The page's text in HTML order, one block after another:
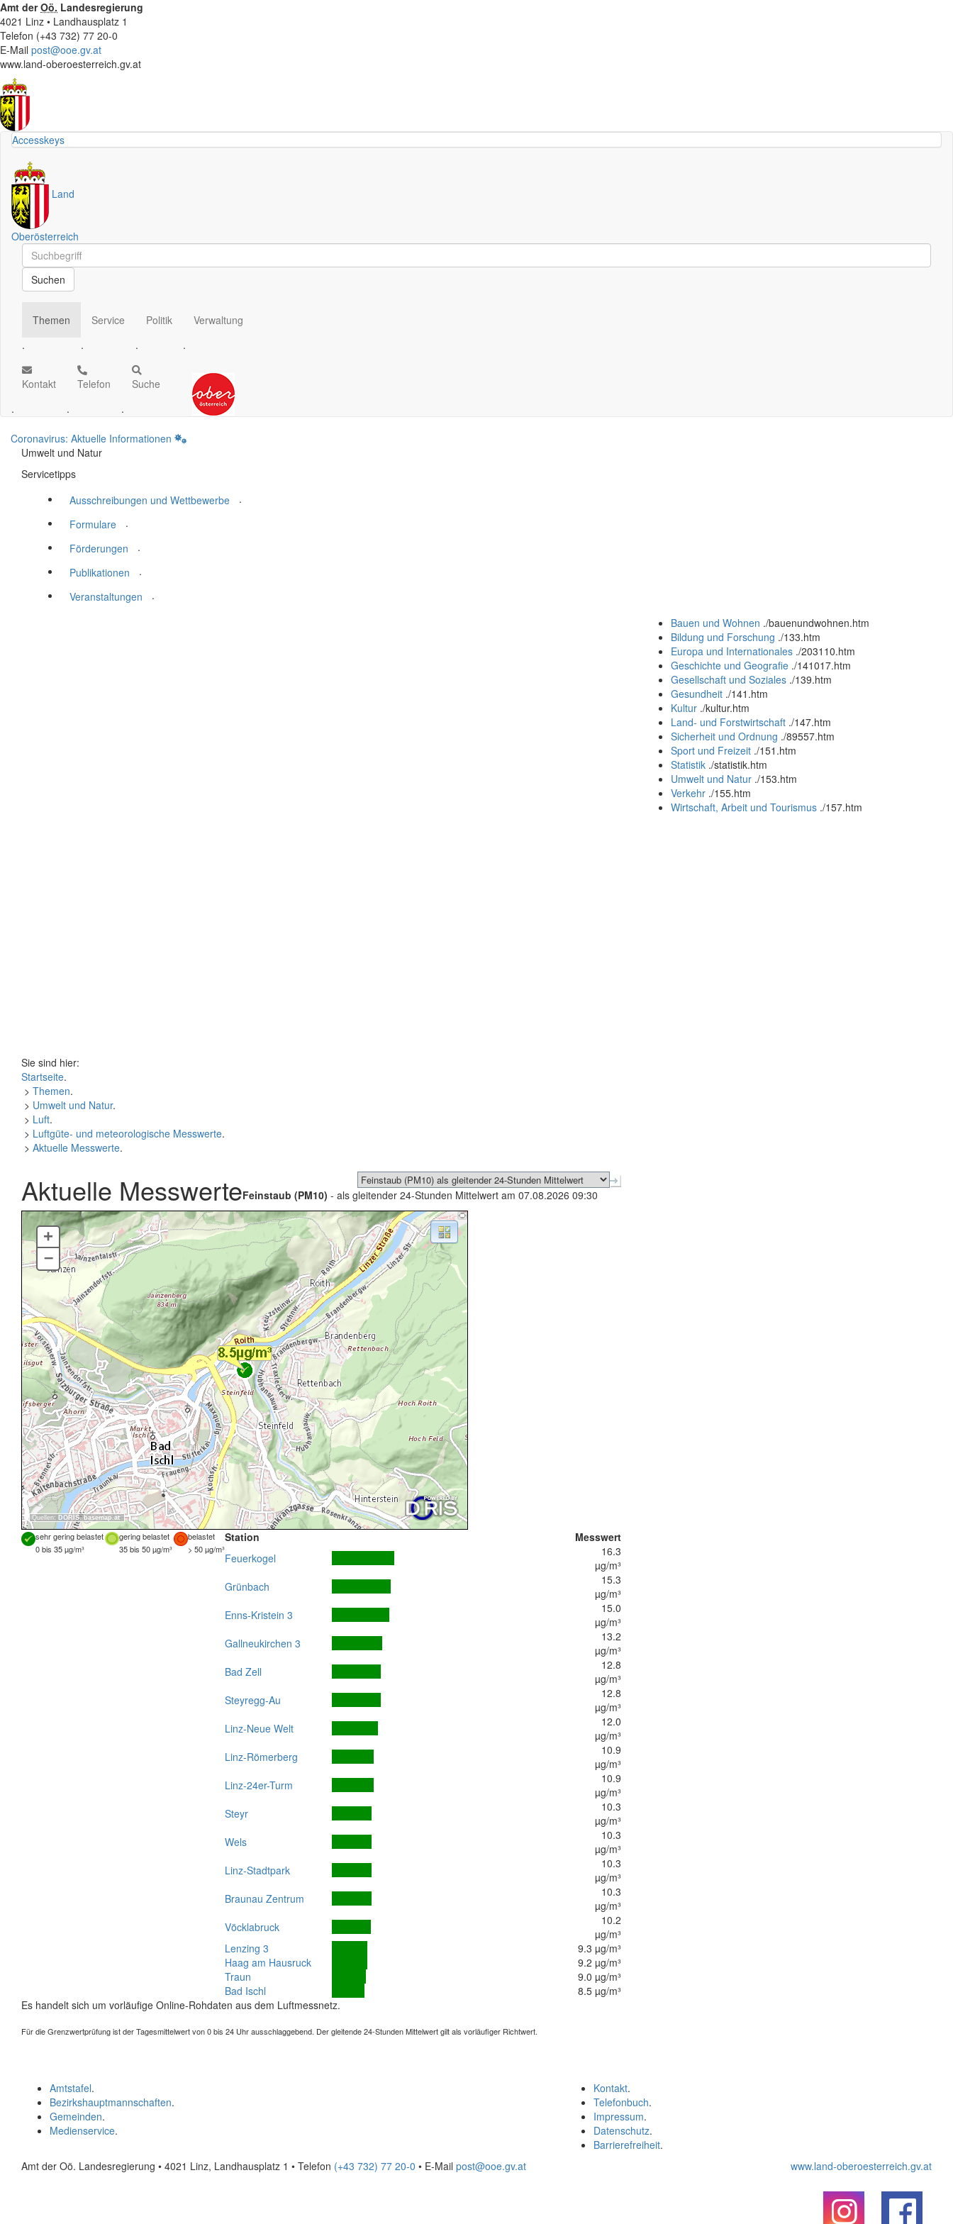
Amt derOö. Landesregierung
4021 Linz • Landhausplatz 1
Telefon (+43 732) 77 20-0
E-Mail post@ooe.gv.at
www.land-oberoesterreich.gv.at
Accesskeys
Land
Oberösterreich
Schnellsuche
Schnellsuche
Suchen
Themen
.
Service
.
Politik
.
Verwaltung
.
Kontakt
.
Telefon
.
Suche
.
Coronavirus: Aktuelle Informationen
Umwelt und Natur
Servicetipps
Ausschreibungen und Wettbewerbe
.
Formulare
.
Förderungen
.
Publikationen
.
Veranstaltungen
.
Bauen und Wohnen ./bauenundwohnen.htm
Bildung und Forschung ./133.htm
Europa und Internationales ./203110.htm
Geschichte und Geografie ./141017.htm
Gesellschaft und Soziales ./139.htm
Gesundheit ./141.htm
Kultur ./kultur.htm
Land- und Forstwirtschaft ./147.htm
Sicherheit und Ordnung ./89557.htm
Sport und Freizeit ./151.htm
Statistik ./statistik.htm
Umwelt und Natur ./153.htm
Verkehr ./155.htm
Wirtschaft, Arbeit und Tourismus ./157.htm
Sie sind hier:
Startseite.
> Themen.
> Umwelt und Natur.
> Luft.
> Luftgüte- und meteorologische Messwerte.
> Aktuelle Messwerte.
Aktuelle MesswerteFeinstaub (PM10) - als gleitender 24-Stunden Mittelwert am 07.08.2026 09:30
Quellen: DORIS, basemap.at
+
–
sehr gering belastet gering belastet
belastet
0 bis 35 µg/m³
35 bis 50 µg/m³ > 50 µg/m³
Station
Messwert
Feuerkogel
16.3
µg/m³
Grünbach
15.3
µg/m³
Enns-Kristein 3
15.0
µg/m³
Gallneukirchen 3
13.2
µg/m³
Bad Zell
12.8
µg/m³
Steyregg-Au
12.8
µg/m³
Linz-Neue Welt
12.0
µg/m³
Linz-Römerberg
10.9
µg/m³
Linz-24er-Turm
10.9
µg/m³
Steyr
10.3
µg/m³
Wels
10.3
µg/m³
Linz-Stadtpark
10.3
µg/m³
Braunau Zentrum
10.3
µg/m³
Vöcklabruck
10.2
µg/m³
Lenzing 3
9.3 µg/m³
Haag am Hausruck
9.2 µg/m³
Traun
9.0 µg/m³
Bad Ischl
8.5 µg/m³
Es handelt sich um vorläufige Online-Rohdaten aus dem Luftmessnetz.
Für die Grenzwertprüfung ist der Tagesmittelwert von 0 bis 24 Uhr ausschlaggebend. Der gleitende 24-Stunden Mittelwert gilt als vorläufiger Richtwert.
Kontakt.
Telefonbuch.
Impressum.
Datenschutz.
Barrierefreiheit.
Amtstafel.
Bezirkshauptmannschaften.
Gemeinden.
Medienservice.
Amt der Oö. Landesregierung • 4021 Linz, Landhausplatz 1 • Telefon (+43 732) 77 20-0 • E-Mail post@ooe.gv.at www.land-oberoesterreich.gv.at